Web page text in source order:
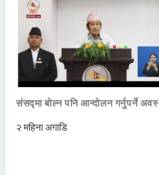
संसद्मा बोल्न पनि आन्दोलन गर्नुपर्ने
२ महिना अगाडि